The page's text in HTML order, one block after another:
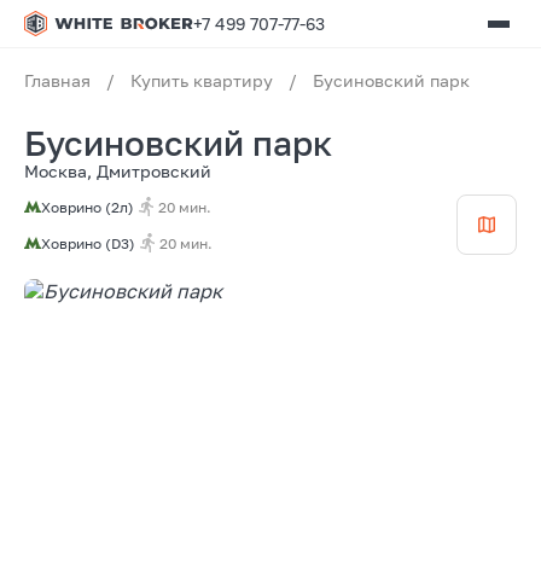
+7 499 707-77-63
Главная / Купить квартиру / Бусиновский парк
Бусиновский парк
Москва, Дмитровский
Ховрино (2л)
20 мин.
Ховрино (D3)
20 мин.